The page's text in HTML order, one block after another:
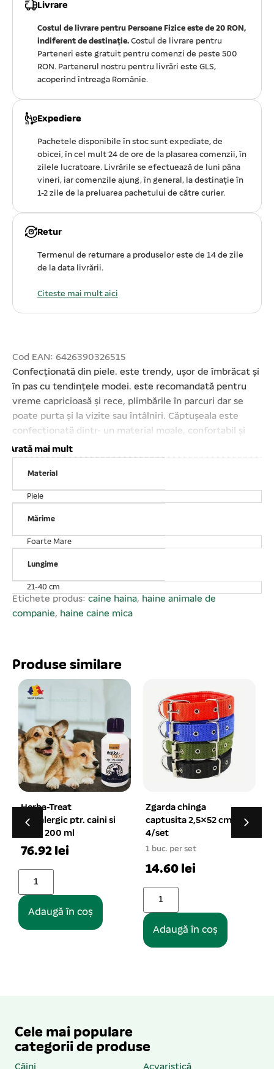
Livrare
Costul de livrare pentru Persoane Fizice este de 20 RON,
indiferent de destinație. Costul de livrare pentru
Parteneri este gratuit pentru comenzi de peste 500
RON. Partenerul nostru pentru livrări este GLS,
acoperind întreaga Românie.
Expediere
Pachetele disponibile în stoc sunt expediate, de
obicei, în cel mult 24 de ore de la plasarea comenzii, în
zilele lucratoare. Livrările se efectuează de luni pâna
vineri, iar comenzile ajung, în general, la destinație în
1-2 zile de la preluarea pachetului de către curier.
Retur
Termenul de returnare a produselor este de 14 de zile
de la data livrării.
Citeste mai mult aici
Cod EAN: 6426390326515
Confecționată din piele. este trendy, ușor de îmbrăcat și
în pas cu tendințele modei. este recomandată pentru
vreme capricioasă și rece, plimbările în parcuri dar se
poate purta și la vizite sau întâlniri. Căptușeala este
confecționată dintr- un material moale, confortabil și
călduros. Ușor de îmbrăcat și dezbrăcat cu ajutorul
capselor. Design- ul oferă o senzație de confort sporit. A
nu se folosi înălbitori;Mărime: XLLungime spate: 16# –
40 cm
Arată mai mult
Material
Piele
Mărime
Foarte Mare
Lungime
21-40 cm
Etichete produs: caine haina, haine animale de
companie, haine caine mica
Produse similare
Zgarda chinga
captusita 2,5×52 cm
1 buc. per set
14.60 lei
Adaugă în coș
Perie plastic ovala
dubla 21 cm
1 buc. per set
14.36 lei
Cele mai populare
categorii de produse